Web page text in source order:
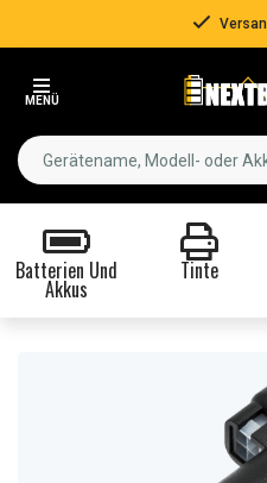
MENÜ
Batterien Und
Akkus
Tinte